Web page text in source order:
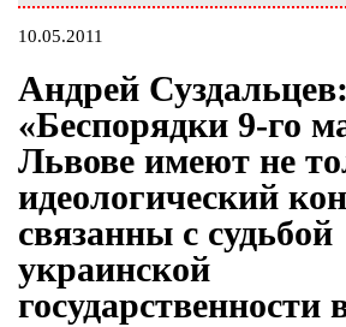
10.05.2011
Андрей Суздальцев:
«Беспорядки 9-го
Львове имеют не
идеологический
связанны с судьбой
украинской
государственности